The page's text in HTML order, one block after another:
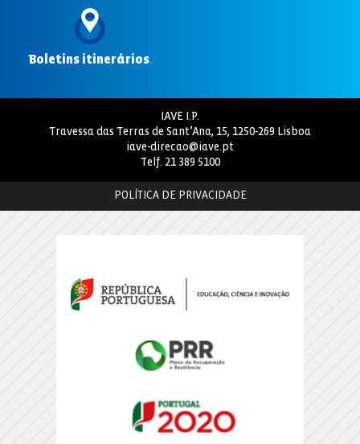
Boletins itinerários.
IAVE I.P.
Travessa das Terras de Sant’Ana, 15, 1250-269 Lisboa
iave-direcao@iave.pt
Telf. 21 389 5100
POLÍTICA DE PRIVACIDADE